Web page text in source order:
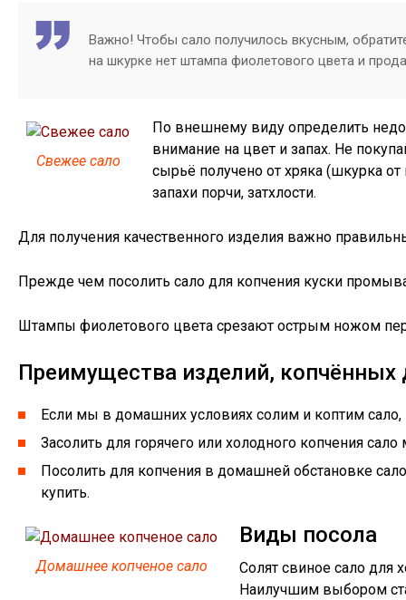
Важно! Чтобы сало получилось вкусным,
на шкурке нет штампа фиолетового цвета и
Свежее сало
По внешнему виду определить
внимание на цвет и запах. Не
сырьё получено от хряка (шкурка
запахи порчи, затхлости.
Для получения качественного изделия важно
Прежде чем посолить сало для копчения куски
Штампы фиолетового цвета срезают острым ножом
Преимущества изделий, копчённых
Если мы в домашних условиях солим и коптим
Засолить для горячего или холодного копчения
Посолить для копчения в домашней обстановке
купить.
Домашнее копченое сало
Виды посола
Солят свиное сало для
Наилучшим выбором